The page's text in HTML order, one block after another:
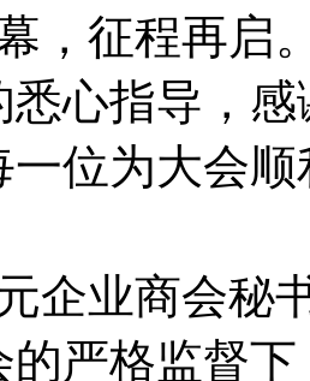
征程再启
悉心指导，
一位为大会
业商会秘
的严格监督